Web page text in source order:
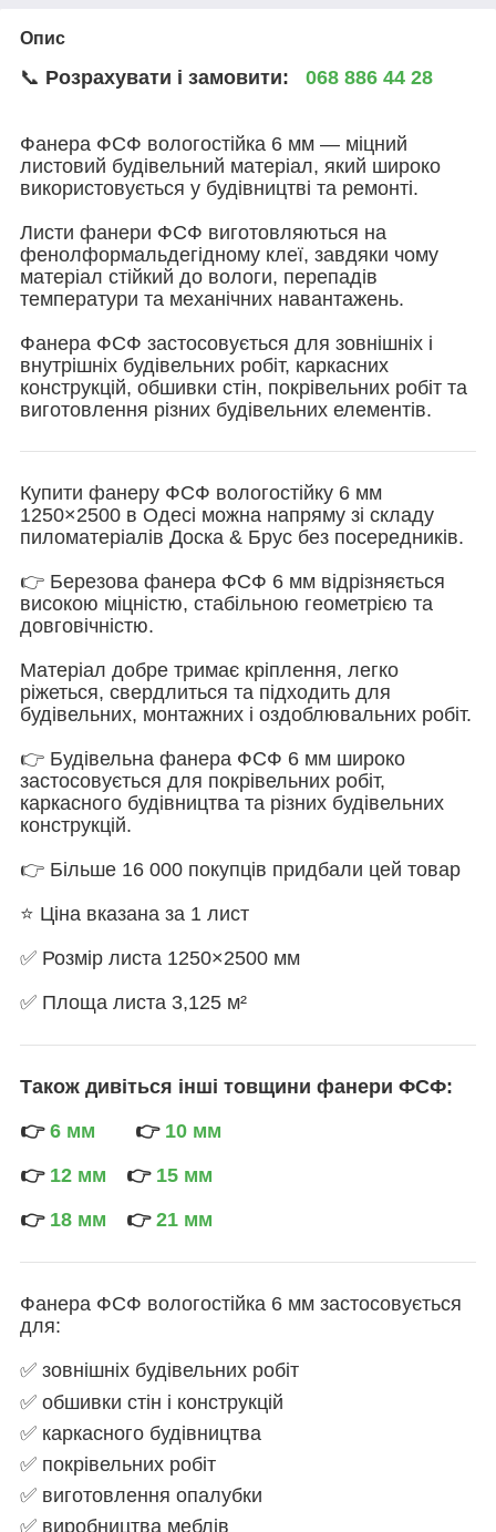
Опис
📞 Розрахувати і замовити: 068 886 44 28
Фанера ФСФ вологостійка 6 мм — міцний
листовий будівельний матеріал, який широко
використовується у будівництві та ремонті.
Листи фанери ФСФ виготовляються на
фенолформальдегідному клеї, завдяки чому
матеріал стійкий до вологи, перепадів
температури та механічних навантажень.
Фанера ФСФ застосовується для зовнішніх і
внутрішніх будівельних робіт, каркасних
конструкцій, обшивки стін, покрівельних робіт та
виготовлення різних будівельних елементів.
Купити фанеру ФСФ вологостійку 6 мм
1250×2500 в Одесі можна напряму зі складу
пиломатеріалів Доска & Брус без посередників.
👉 Березова фанера ФСФ 6 мм відрізняється
високою міцністю, стабільною геометрією та
довговічністю.
Матеріал добре тримає кріплення, легко
ріжеться, свердлиться та підходить для
будівельних, монтажних і оздоблювальних робіт.
👉 Будівельна фанера ФСФ 6 мм широко
застосовується для покрівельних робіт,
каркасного будівництва та різних будівельних
конструкцій.
👉 Більше 16 000 покупців придбали цей товар
⭐ Ціна вказана за 1 лист
✅ Розмір листа 1250×2500 мм
✅ Площа листа 3,125 м²
Також дивіться інші товщини фанери ФСФ:
👉 6 мм 👉 10 мм
👉 12 мм 👉 15 мм
👉 18 мм 👉 21 мм
Фанера ФСФ вологостійка 6 мм застосовується
для:
✅ зовнішніх будівельних робіт
✅ обшивки стін і конструкцій
✅ каркасного будівництва
✅ покрівельних робіт
✅ виготовлення опалубки
✅ виробництва меблів